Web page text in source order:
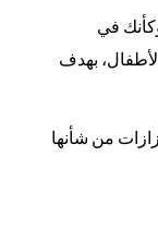
في
بهدف
من شأنها